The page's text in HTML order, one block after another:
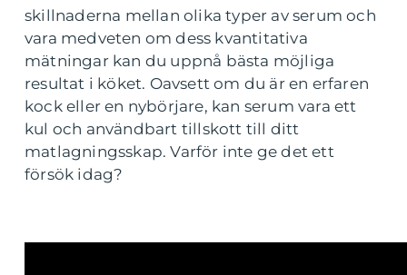
skillnaderna mellan olika typer av serum och
vara medveten om dess kvantitativa
mätningar kan du uppnå bästa möjliga
resultat i köket. Oavsett om du är en erfaren
kock eller en nybörjare, kan serum vara ett
kul och användbart tillskott till ditt
matlagningsskap. Varför inte ge det ett
försök idag?